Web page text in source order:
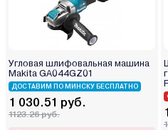
Угловая шлифовальная машина
Makita GA044GZ01
ДОСТАВИМ ПО МИНСКУ БЕСПЛАТНО
1 030.51 руб.
1123.26 руб.